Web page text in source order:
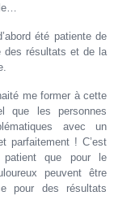
été patiente de
des résultats et de la
me former à cette
que les personnes
avec un
parfaitement ! C’est
patient que pour le
peuvent être
pour des résultats